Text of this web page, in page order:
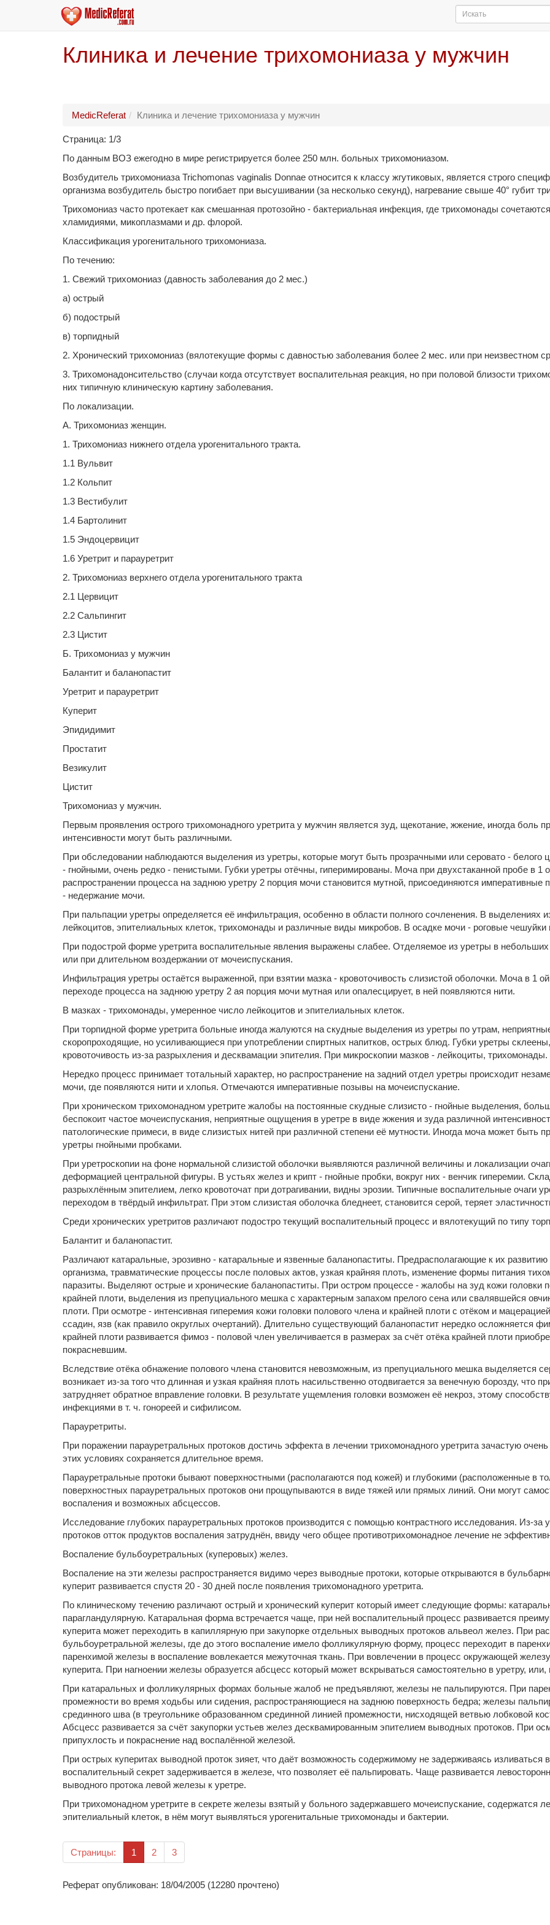
Клиника и лечение трихомониаза у мужчин
MedicReferat Клиника и лечение трихомониаза у мужчин
Страница: 1/3
По данным ВОЗ ежегодно в мире регистрируется более 250 млн. больных трихомониазом.
Возбудитель трихомониаза Trichomonas vaginalis Donnae относится к классу жгутиковых, является строго
организма возбудитель быстро погибает при высушивании (за несколько секунд), нагревание свыше 40° губит
Трихомониаз часто протекает как смешанная протозойно - бактериальная инфекция, где трихомонады
хламидиями, микоплазмами и др. флорой.
Классификация урогенитального трихомониаза.
По течению:
1. Свежий трихомониаз (давность заболевания до 2 мес.)
а) острый
б) подострый
в) торпидный
2. Хронический трихомониаз (вялотекущие формы с давностью заболевания более 2 мес. или при неизвестном
3. Трихомонадонсительство (случаи когда отсутствует воспалительная реакция, но при половой близости
них типичную клиническую картину заболевания.
По локализации.
А. Трихомониаз женщин.
1. Трихомониаз нижнего отдела урогенитального тракта.
1.1 Вульвит
1.2 Кольпит
1.3 Вестибулит
1.4 Бартолинит
1.5 Эндоцервицит
1.6 Уретрит и парауретрит
2. Трихомониаз верхнего отдела урогенитального тракта
2.1 Цервицит
2.2 Сальпингит
2.3 Цистит
Б. Трихомониаз у мужчин
Балантит и баланопастит
Уретрит и парауретрит
Куперит
Эпидидимит
Простатит
Везикулит
Цистит
Трихомониаз у мужчин.
Первым проявления острого трихомонадного уретрита у мужчин является зуд, щекотание, жжение, иногда боль
интенсивности могут быть различными.
При обследовании наблюдаются выделения из уретры, которые могут быть прозрачными или серовато - белого
- гнойными, очень редко - пенистыми. Губки уретры отёчны, гиперимированы. Моча при двухстаканной пробе в 1
распространении процесса на заднюю уретру 2 порция мочи становится мутной, присоединяются
- недержание мочи.
При пальпации уретры определяется её инфильтрация, особенно в области полного сочленения. В выделениях
лейкоцитов, эпителиальных клеток, трихомонады и различные виды микробов. В осадке мочи - роговые
При подострой форме уретрита воспалительные явления выражены слабее. Отделяемое из уретры в
или при длительном воздержании от мочеиспускания.
Инфильтрация уретры остаётся выраженной, при взятии мазка - кровоточивость слизистой оболочки. Моча в 1
переходе процесса на заднюю уретру 2 ая порция мочи мутная или опалесцирует, в ней появляются нити.
В мазках - трихомонады, умеренное число лейкоцитов и эпителиальных клеток.
При торпидной форме уретрита больные иногда жалуются на скудные выделения из уретры по утрам,
скоропроходящие, но усиливающиеся при употреблении спиртных напитков, острых блюд. Губки уретры
кровоточивость из-за разрыхления и десквамации эпителия. При микроскопии мазков - лейкоциты, трихомонады.
Нередко процесс принимает тотальный характер, но распространение на задний отдел уретры происходит
мочи, где появляются нити и хлопья. Отмечаются императивные позывы на мочеиспускание.
При хроническом трихомонадном уретрите жалобы на постоянные скудные слизисто - гнойные выделения,
беспокоит частое мочеиспускания, неприятные ощущения в уретре в виде жжения и зуда различной
патологические примеси, в виде слизистых нитей при различной степени её мутности. Иногда моча может быть
уретры гнойными пробками.
При уретроскопии на фоне нормальной слизистой оболочки выявляются различной величины и локализации
деформацией центральной фигуры. В устьях желез и крипт - гнойные пробки, вокруг них - венчик гиперемии.
разрыхлённым эпителием, легко кровоточат при дотрагивании, видны эрозии. Типичные воспалительные очаги
переходом в твёрдый инфильтрат. При этом слизистая оболочка бледнеет, становится серой, теряет
Среди хронических уретритов различают подостро текущий воспалительный процесс и вялотекущий по типу
Балантит и баланопастит.
Различают катаральные, эрозивно - катаральные и язвенные баланопаститы. Предрасполагающие к их
организма, травматические процессы после половых актов, узкая крайняя плоть, изменение формы питания
паразиты. Выделяют острые и хронические баланопаститы. При остром процессе - жалобы на зуд кожи головки
крайней плоти, выделения из препуциального мешка с характерным запахом прелого сена или свалявшейся
плоти. При осмотре - интенсивная гиперемия кожи головки полового члена и крайней плоти с отёком и
ссадин, язв (как правило округлых очертаний). Длительно существующий баланопастит нередко осложняется
крайней плоти развивается фимоз - половой член увеличивается в размерах за счёт отёка крайней плоти
покрасневшим.
Вследствие отёка обнажение полового члена становится невозможным, из препуциального мешка выделяется
возникает из-за того что длинная и узкая крайняя плоть насильственно отодвигается за венечную борозду, что
затрудняет обратное вправление головки. В результате ущемления головки возможен её некроз, этому
инфекциями в т. ч. гонореей и сифилисом.
Парауретриты.
При поражении парауретральных протоков достичь эффекта в лечении трихомонадного уретрита зачастую
этих условиях сохраняется длительное время.
Парауретральные протоки бывают поверхностными (располагаются под кожей) и глубокими (расположенные в
поверхностных парауретральных протоков они прощупываются в виде тяжей или прямых линий. Они могут
воспаления и возможных абсцессов.
Исследование глубоких парауретральных протоков производится с помощью контрастного исследования. Из-за
протоков отток продуктов воспаления затруднён, ввиду чего общее противотрихомонадное лечение не
Воспаление бульбоуретральных (куперовых) желез.
Воспаление на эти железы распространяется видимо через выводные протоки, которые открываются в
куперит развивается спустя 20 - 30 дней после появления трихомонадного уретрита.
По клиническому течению различают острый и хронический куперит который имеет следующие формы:
парагландулярную. Катаральная форма встречается чаще, при ней воспалительный процесс развивается
куперита может переходить в капиллярную при закупорке отдельных выводных протоков альвеол желез. При
бульбоуретральной железы, где до этого воспаление имело фолликулярную форму, процесс переходит в
паренхимой железы в воспаление вовлекается межуточная ткань. При вовлечении в процесс окружающей
куперита. При нагноении железы образуется абсцесс который может вскрываться самостоятельно в уретру,
При катаральных и фолликулярных формах больные жалоб не предъявляют, железы не пальпируются. При
промежности во время ходьбы или сидения, распространяющиеся на заднюю поверхность бедра; железы
срединного шва (в треугольнике образованном срединной линией промежности, нисходящей ветвью лобковой
Абсцесс развивается за счёт закупорки устьев желез десквамированным эпителием выводных протоков. При
припухлость и покраснение над воспалённой железой.
При острых куперитах выводной проток зияет, что даёт возможность содержимому не задерживаясь изливаться
воспалительный секрет задерживается в железе, что позволяет её пальпировать. Чаще развивается
выводного протока левой железы к уретре.
При трихомонадном уретрите в секрете железы взятый у больного задержавшего мочеиспускание, содержатся
эпителиальный клеток, в нём могут выявляться урогенитальные трихомонады и бактерии.
Страницы: 1 (текущая)
2 3
Реферат опубликован: 18/04/2005 (12280 прочтено)